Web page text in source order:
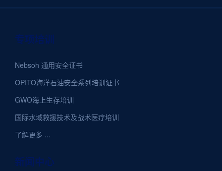
专项培训
Nebsoh 通用安全证书
OPITO海洋石油安全系列培训证书
GWO海上生存培训
国际水域救援技术及战术医疗培训
了解更多 ...
新闻中心